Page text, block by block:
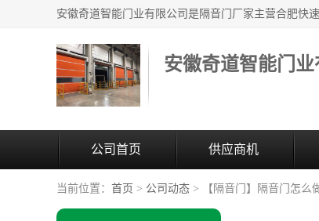
安徽奇道智能门业
公司首页 供应商机
当前位置： 首页 > 公司动态 > 【隔音门】隔音门怎么